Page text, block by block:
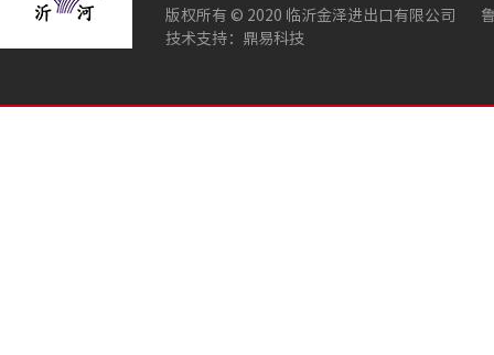
版权所有 © 2020 临沂金泽进出口有限公司
技术支持：鼎易科技